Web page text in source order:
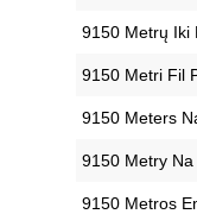
‎9150 Metrų Iki
‎9150 Metri Fil
‎9150 Meters
‎9150 Metry Na
‎9150 Metros